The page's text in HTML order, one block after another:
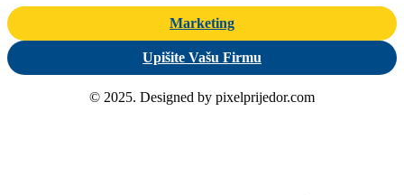
Marketing
Upišite Vašu Firmu
© 2025. Designed by pixelprijedor.com